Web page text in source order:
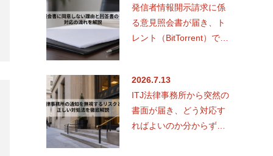
発信者情報開示請求に係
る意見照会書が届き、ト
レント（BitTorrent）での
2026.7.13
ITJ法律事務所から突然の
書面が届き、どう対応す
ればよいのか分からず不